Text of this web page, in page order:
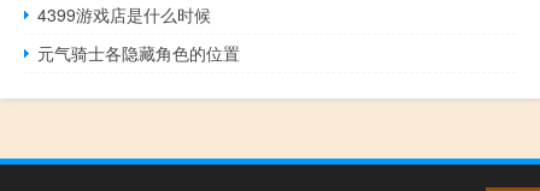
4399游戏店是什么时候
元气骑士各隐藏角色的位置